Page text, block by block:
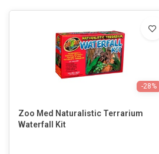
-28%
Zoo Med Naturalistic Terrarium
Waterfall Kit